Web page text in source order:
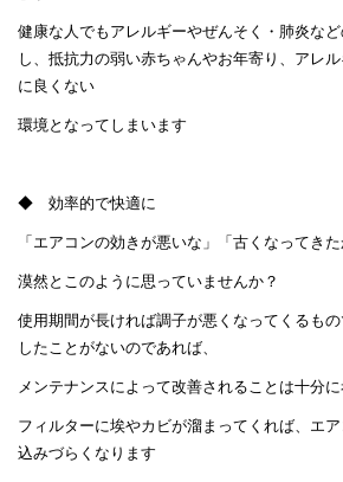
健康な人でもアレルギーやぜんそく・肺炎な
し、抵抗力の弱い赤ちゃんやお年寄り、アレ
に良くない
環境となってしまいます
◆ 効率的で快適に
「エアコンの効きが悪いな」「古くなってきた
漠然とこのように思っていませんか？
使用期間が長ければ調子が悪くなってくるも
したことがないのであれば、
メンテナンスによって改善されることは十分
フィルターに埃やカビが溜まってくれば、エ
込みづらくなります